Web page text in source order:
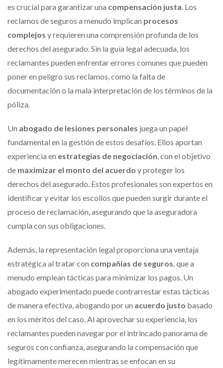
es crucial para garantizar una compensación justa . Los
reclamos de seguros a menudo implican procesos
complejos y requieren una comprensión profunda de los
derechos del asegurado. Sin la guía legal adecuada, los
reclamantes pueden enfrentar errores comunes que pueden
poner en peligro sus reclamos, como la falta de
documentación o la mala interpretación de los términos de la
póliza.
Un abogado de lesiones personales juega un papel
fundamental en la gestión de estos desafíos. Ellos aportan
experiencia en estrategias de negociación , con el objetivo
de maximizar el monto del acuerdo y proteger los
derechos del asegurado. Estos profesionales son expertos en
identificar y evitar los escollos que pueden surgir durante el
proceso de reclamación, asegurando que la aseguradora
cumpla con sus obligaciones.
Además, la representación legal proporciona una ventaja
estratégica al tratar con compañías de seguros , que a
menudo emplean tácticas para minimizar los pagos. Un
abogado experimentado puede contrarrestar estas tácticas
de manera efectiva, abogando por un acuerdo justo basado
en los méritos del caso. Al aprovechar su experiencia, los
reclamantes pueden navegar por el intrincado panorama de
seguros con confianza, asegurando la compensación que
legítimamente merecen mientras se enfocan en su